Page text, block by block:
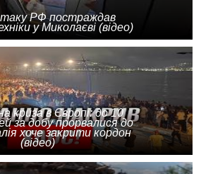
РФ постраждав
у Миколаєві (відео)
криза в Європі: до 10
за добу прорвалися до
хоче закрити кордон
(відео)